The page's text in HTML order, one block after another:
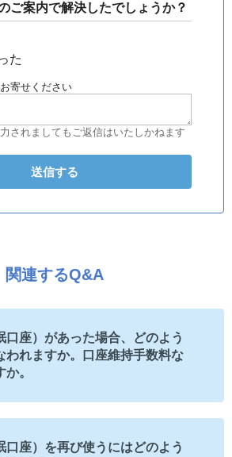
ご案内で解決したでしょうか？
た
寄せください
されましてもご返信はいたしかねます
関連するQ&A
口座）があった場合、どのよう
われますか。口座維持手数料な
。
口座）を再び使うにはどのよう